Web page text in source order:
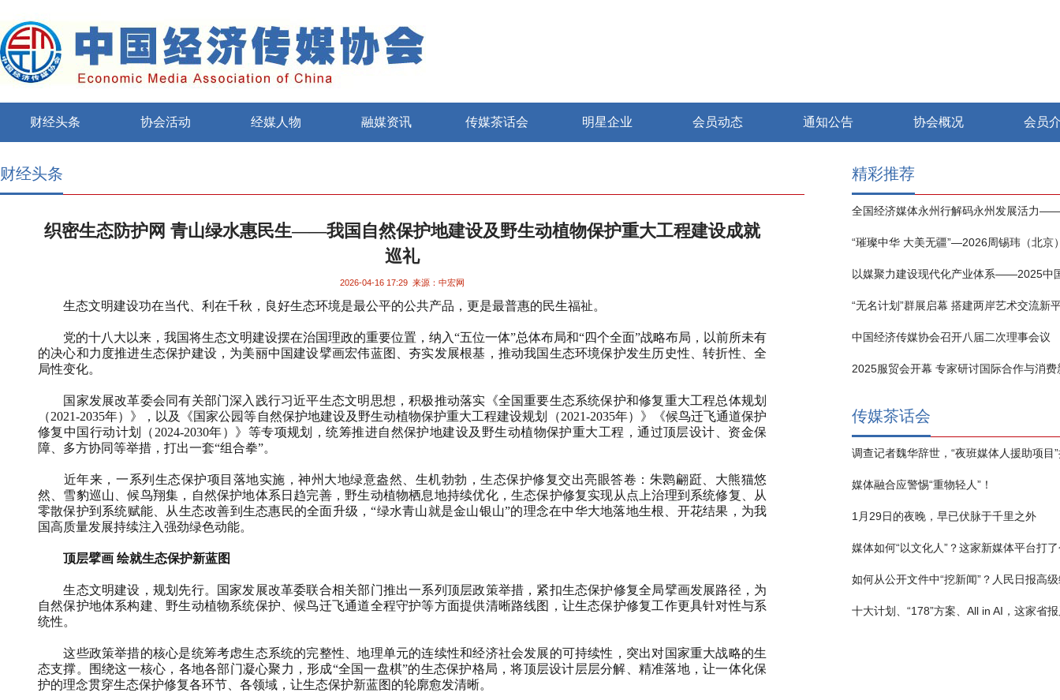
财经头条 协会活动 经媒人物 融媒资讯 传媒茶话会 明星企业 会员动态 通知公告 协会概况 会员
财经头条
织密生态防护网 青山绿水惠民生——我国自然保护地建设及野生动植物保护重大工程建设成就
巡礼
2026-04-16 17:29 来源：中宏网
生态文明建设功在当代、利在千秋，良好生态环境是最公平的公共产品，更是最普惠的民生福祉。
党的十八大以来，我国将生态文明建设摆在治国理政的重要位置，纳入“五位一体”总体布局和“四个全面”战略布局，以前所未有
的决心和力度推进生态保护建设，为美丽中国建设擘画宏伟蓝图、夯实发展根基，推动我国生态环境保护发生历史性、转折性、全
局性变化。
国家发展改革委会同有关部门深入践行习近平生态文明思想，积极推动落实《全国重要生态系统保护和修复重大工程总体规划
（2021-2035年）》，以及《国家公园等自然保护地建设及野生动植物保护重大工程建设规划（2021-2035年）》《候鸟迁飞通道保护
修复中国行动计划（2024-2030年）》等专项规划，统筹推进自然保护地建设及野生动植物保护重大工程，通过顶层设计、资金保
障、多方协同等举措，打出一套“组合拳”。
近年来，一系列生态保护项目落地实施，神州大地绿意盎然、生机勃勃，生态保护修复交出亮眼答卷：朱鹮翩跹、大熊猫悠
然、雪豹巡山、候鸟翔集，自然保护地体系日趋完善，野生动植物栖息地持续优化，生态保护修复实现从点上治理到系统修复、从
零散保护到系统赋能、从生态改善到生态惠民的全面升级，“绿水青山就是金山银山”的理念在中华大地落地生根、开花结果，为我
国高质量发展持续注入强劲绿色动能。
顶层擘画 绘就生态保护新蓝图
生态文明建设，规划先行。国家发展改革委联合相关部门推出一系列顶层政策举措，紧扣生态保护修复全局擘画发展路径，为
自然保护地体系构建、野生动植物系统保护、候鸟迁飞通道全程守护等方面提供清晰路线图，让生态保护修复工作更具针对性与系
统性。
这些政策举措的核心是统筹考虑生态系统的完整性、地理单元的连续性和经济社会发展的可持续性，突出对国家重大战略的生
态支撑。围绕这一核心，各地各部门凝心聚力，形成“全国一盘棋”的生态保护格局，将顶层设计层层分解、精准落地，让一体化保
护的理念贯穿生态保护修复各环节、各领域，让生态保护新蓝图的轮廓愈发清晰。
精彩推荐
“无名计划”群展启幕 搭建两岸艺术交流新
中国经济传媒协会召开八届二次理事会议
2025服贸会开幕 专家研讨国际合作与消费
传媒茶话会
媒体融合应警惕“重物轻人”！
1月29日的夜晚，早已伏脉于千里之外
媒体如何“以文化人”？这家新媒体平台打